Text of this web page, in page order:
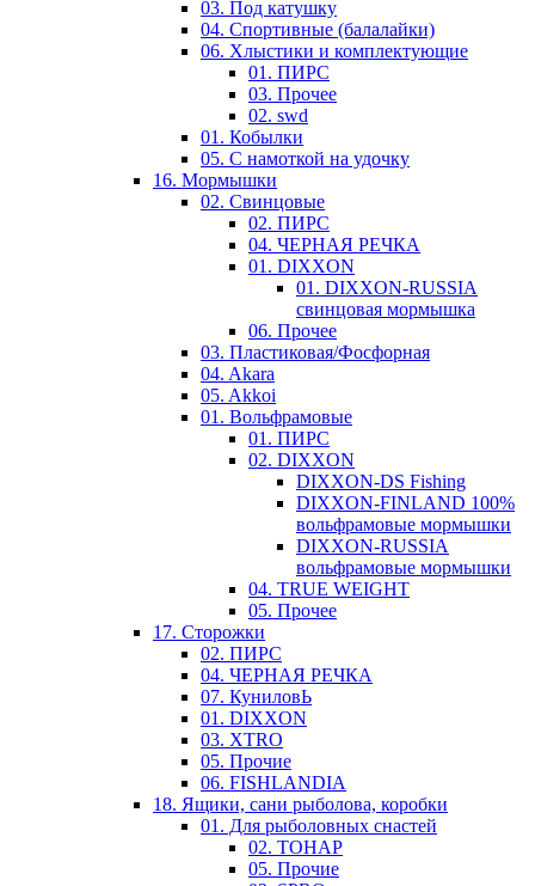
03. Под катушку
04. Спортивные (балалайки)
06. Хлыстики и комплектующие
01. ПИРС
03. Прочее
02. swd
01. Кобылки
05. С намоткой на удочку
16. Мормышки
02. Свинцовые
02. ПИРС
04. ЧЕРНАЯ РЕЧКА
01. DIXXON
01. DIXXON-RUSSIA
свинцовая мормышка
06. Прочее
03. Пластиковая/Фосфорная
04. Akara
05. Akkoi
01. Вольфрамовые
01. ПИРС
02. DIXXON
DIXXON-DS Fishing
DIXXON-FINLAND 100%
вольфрамовые мормышки
DIXXON-RUSSIA
вольфрамовые мормышки
04. TRUE WEIGHT
05. Прочее
17. Сторожки
02. ПИРС
04. ЧЕРНАЯ РЕЧКА
07. КуниловЬ
01. DIXXON
03. XTRO
05. Прочие
06. FISHLANDIA
18. Ящики, сани рыболова, коробки
01. Для рыболовных снастей
02. ТОНАР
05. Прочие